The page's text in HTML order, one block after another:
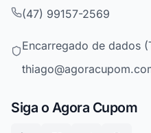
(47) 99157-2569
Encarregado de dados
Siga o Agora Cupom